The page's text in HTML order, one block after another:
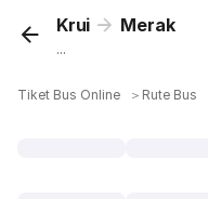
Krui Merak
...
Tiket Bus Online ＞ Rute Bus